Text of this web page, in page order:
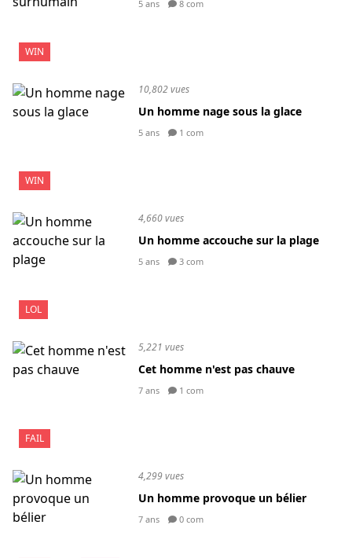
WIN
5 ans 8 com
WIN
10,802 vues
Un homme nage sous la glace
5 ans 1 com
LOL
4,660 vues
Un homme accouche sur la plage
5 ans 3 com
FAIL
5,221 vues
Cet homme n'est pas chauve
7 ans 1 com
4,299 vues
Un homme provoque un bélier
7 ans 0 com